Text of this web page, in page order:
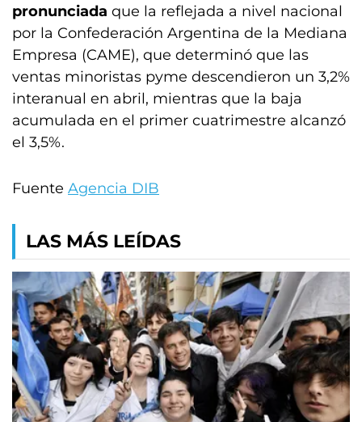
pronunciada que la reflejada a nivel nacional
por la Confederación Argentina de la Mediana
Empresa (CAME), que determinó que las
ventas minoristas pyme descendieron un 3,2%
interanual en abril, mientras que la baja
acumulada en el primer cuatrimestre alcanzó
el 3,5%.
Fuente Agencia DIB
LAS MÁS LEÍDAS